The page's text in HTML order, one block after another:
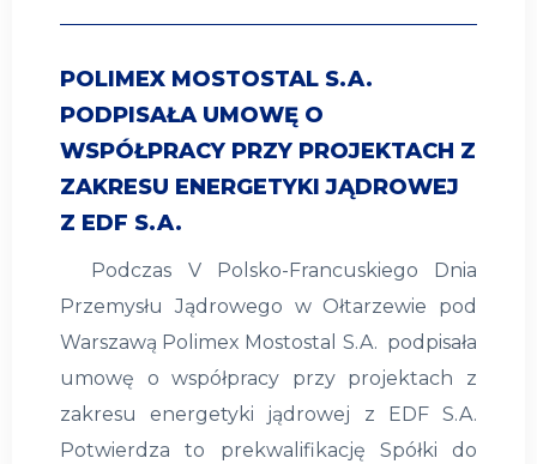
POLIMEX MOSTOSTAL S.A.
PODPISAŁA UMOWĘ O
WSPÓŁPRACY PRZY PROJEKTACH Z
ZAKRESU ENERGETYKI JĄDROWEJ
Z EDF S.A.
Podczas V Polsko-Francuskiego Dnia
Przemysłu Jądrowego w Ołtarzewie pod
Warszawą Polimex Mostostal S.A. podpisała
umowę o współpracy przy projektach z
zakresu energetyki jądrowej z EDF S.A.
Potwierdza to prekwalifikację Spółki do